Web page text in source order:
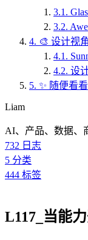
3.1.
3.2.
4. 🎨 设计视角
4.1.
4.2. 设
5. ✨ 随便看看
Liam
AI、产品、数据、
732 日志
5 分类
444 标签
L117_当能